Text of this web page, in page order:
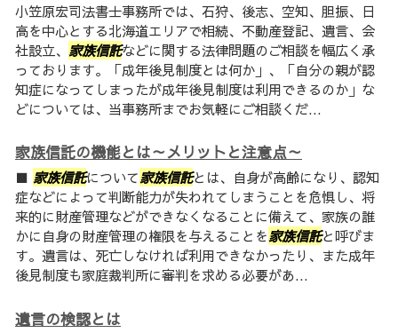
小笠原宏司法書士事務所では、石狩、後志、空知、胆振、日
高を中心とする北海道エリアで相続、不動産登記、遺言、会
社設立、 家族信託などに関する法律問題のご相談を幅広く承
っております。「成年後見制度とは何か」、「自分の親が認
知症になってしまったが成年後見制度は利用できるのか」な
どについては、当事務所までお気軽にご相談くだ...
家族信託の機能とは～メリットと注意点～
■ 家族信託について家族信託とは、自身が高齢になり、認知
症などによって判断能力が失われてしまうことを危惧し、将
来的に財産管理などができなくなることに備えて、家族の誰
かに自身の財産管理の権限を与えることを家族信託と呼びま
す。遺言は、死亡しなければ利用できなかったり、また成年
後見制度も家庭裁判所に審判を求める必要があ...
遺言の検認とは